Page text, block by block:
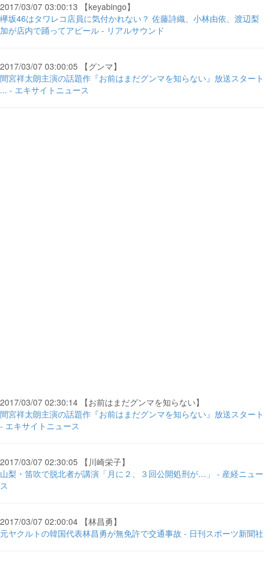
2017/03/07 03:00:13 【keyabingo】
欅坂46はタワレコ店員に気付かれない？ 佐藤詩織、小林由依、渡辺梨
加が店内で踊ってアピール - リアルサウンド
2017/03/07 03:00:05 【グンマ】
間宮祥太朗主演の話題作『お前はまだグンマを知らない』放送スタート
... - エキサイトニュース
2017/03/07 02:30:14 【お前はまだグンマを知らない】
間宮祥太朗主演の話題作『お前はまだグンマを知らない』放送スタート
- エキサイトニュース
2017/03/07 02:30:05 【川崎栄子】
山梨・笛吹で脱北者が講演「月に２、３回公開処刑が…」 - 産経ニュー
ス
2017/03/07 02:00:04 【林昌勇】
元ヤクルトの韓国代表林昌勇が無免許で交通事故 - 日刊スポーツ新聞社